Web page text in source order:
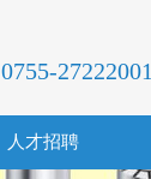
0755-27222001
人才招聘